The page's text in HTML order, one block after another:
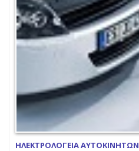
ΗΛΕΚΤΡΟΛΟΓΕΙΑ ΑΥΤΟΚΙΝΗΤΩΝ